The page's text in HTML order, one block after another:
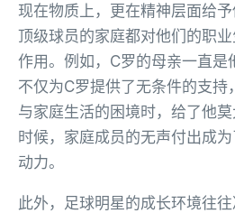
现在物质上，更在精神层面给
顶级球员的家庭都对他们的职
作用。例如，C罗的母亲一直是
不仅为C罗提供了无条件的支持
与家庭生活的困境时，给了他
时候，家庭成员的无声付出成
动力。
此外，足球明星的成长环境往